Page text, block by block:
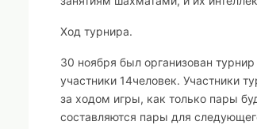
Ход турнира.
30 ноября был организован
участники 14человек. Участники
за ходом игры, как только пары
составляются пары для